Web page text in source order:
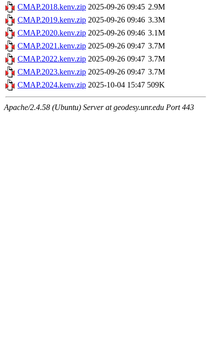
CMAP.2018.kenv.zip 2025-09-26 09:45 2.9M
CMAP.2019.kenv.zip 2025-09-26 09:46 3.3M
CMAP.2020.kenv.zip 2025-09-26 09:46 3.1M
CMAP.2021.kenv.zip 2025-09-26 09:47 3.7M
CMAP.2022.kenv.zip 2025-09-26 09:47 3.7M
CMAP.2023.kenv.zip 2025-09-26 09:47 3.7M
CMAP.2024.kenv.zip 2025-10-04 15:47 509K
Apache/2.4.58 (Ubuntu) Server at geodesy.unr.edu Port 443